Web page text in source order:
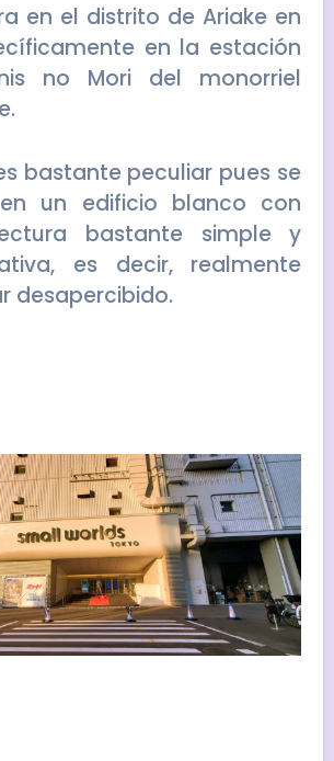
en el distrito de Ariake en
en la estación
no Mori del monorriel
bastante peculiar pues se
un edificio blanco con
bastante simple y
es decir, realmente
desapercibido.